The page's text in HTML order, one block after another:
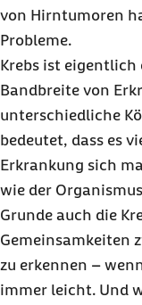
von Hirntumoren
Probleme.
Krebs ist
Bandbreite von
unterschiedliche
bedeutet, dass es
Erkrankung sich
wie der
Grunde auch die
Gemeinsamkeiten
zu erkennen –
immer leicht. Und